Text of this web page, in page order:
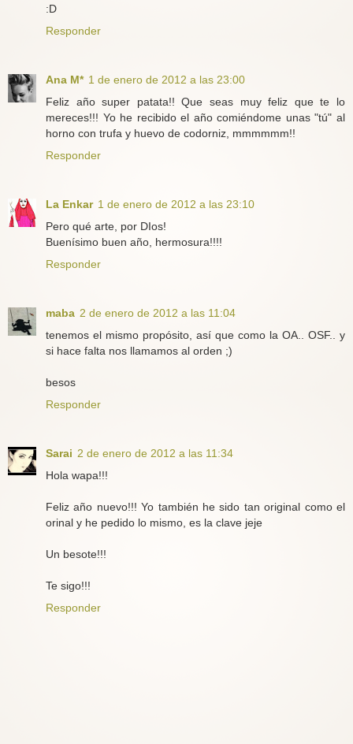
:D
Responder
Ana M* 1 de enero de 2012 a las 23:00
Feliz año super patata!! Que seas muy feliz que te lo
mereces!!! Yo he recibido el año comiéndome unas "tú" al
horno con trufa y huevo de codorniz, mmmmmm!!
Responder
La Enkar 1 de enero de 2012 a las 23:10
Pero qué arte, por DIos!
Buenísimo buen año, hermosura!!!!
Responder
maba 2 de enero de 2012 a las 11:04
tenemos el mismo propósito, así que como la OA.. OSF.. y
si hace falta nos llamamos al orden ;)
besos
Responder
Sarai 2 de enero de 2012 a las 11:34
Hola wapa!!!
Feliz año nuevo!!! Yo también he sido tan original como el
orinal y he pedido lo mismo, es la clave jeje
Un besote!!!
Te sigo!!!
Responder